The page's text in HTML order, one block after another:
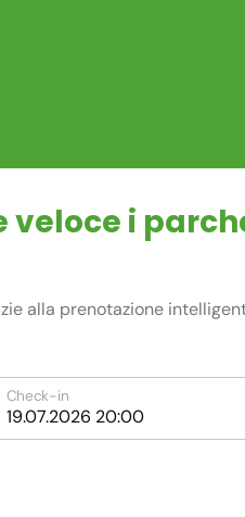
veloce i
alla prenotazione
Check-in